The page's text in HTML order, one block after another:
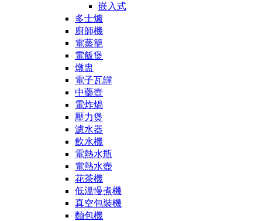
嵌入式
多士爐
廚師機
電蒸籠
電飯煲
燉盅
電子瓦罉
中藥壺
電炸煱
壓力煲
濾水器
飲水機
電熱水瓶
電熱水壺
花茶機
低溫慢煮機
真空包裝機
麵包機